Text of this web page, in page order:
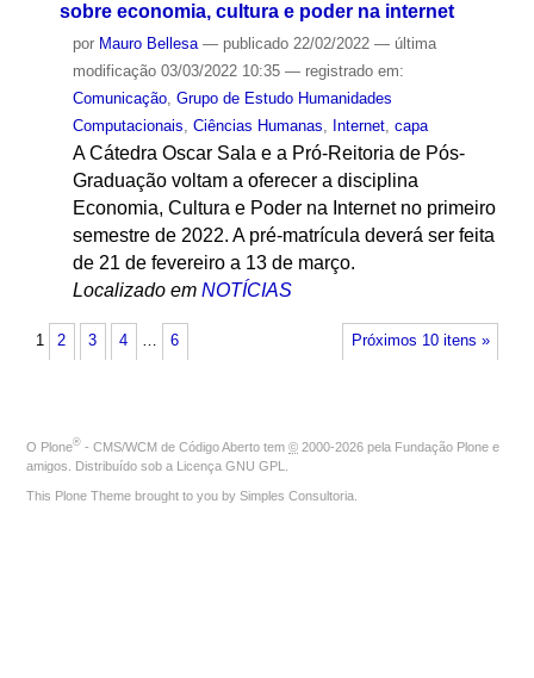
sobre economia, cultura e poder na internet
por Mauro Bellesa — publicado22/02/2022 — última
modificação03/03/2022 10:35 — registrado em:
Comunicação, Grupo de Estudo Humanidades
Computacionais, Ciências Humanas, Internet, capa
A Cátedra Oscar Sala e a Pró-Reitoria de Pós-
Graduação voltam a oferecer a disciplina
Economia, Cultura e Poder na Internet no primeiro
semestre de 2022. A pré-matrícula deverá ser feita
de 21 de fevereiro a 13 de março.
Localizado em NOTÍCIAS
Próximos 10 itens »
1 2 3 4 … 6
O Plone® - CMS/WCM de Código Aberto tem © 2000-2026 pela Fundação Plone e
amigos. Distribuído sob a Licença GNU GPL
This Plone Theme brought to you by Simples Consultoria